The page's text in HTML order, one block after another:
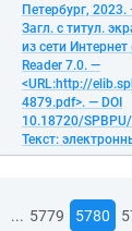
Петербург,
Загл. с титул.
из сети
Reader 7.0. —
<URL:http://
4879.pdf>. — DOI
10.18720/
Текст:
... 5779 5780